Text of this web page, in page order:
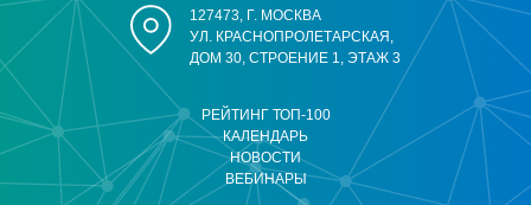
РЕЙТИНГ ТОП-100
КАЛЕНДАРЬ
НОВОСТИ
ВЕБИНАРЫ
127473, Г. МОСКВА
УЛ. КРАСНОПРОЛЕТАРСКАЯ,
ДОМ 30, СТРОЕНИЕ 1, ЭТАЖ 3